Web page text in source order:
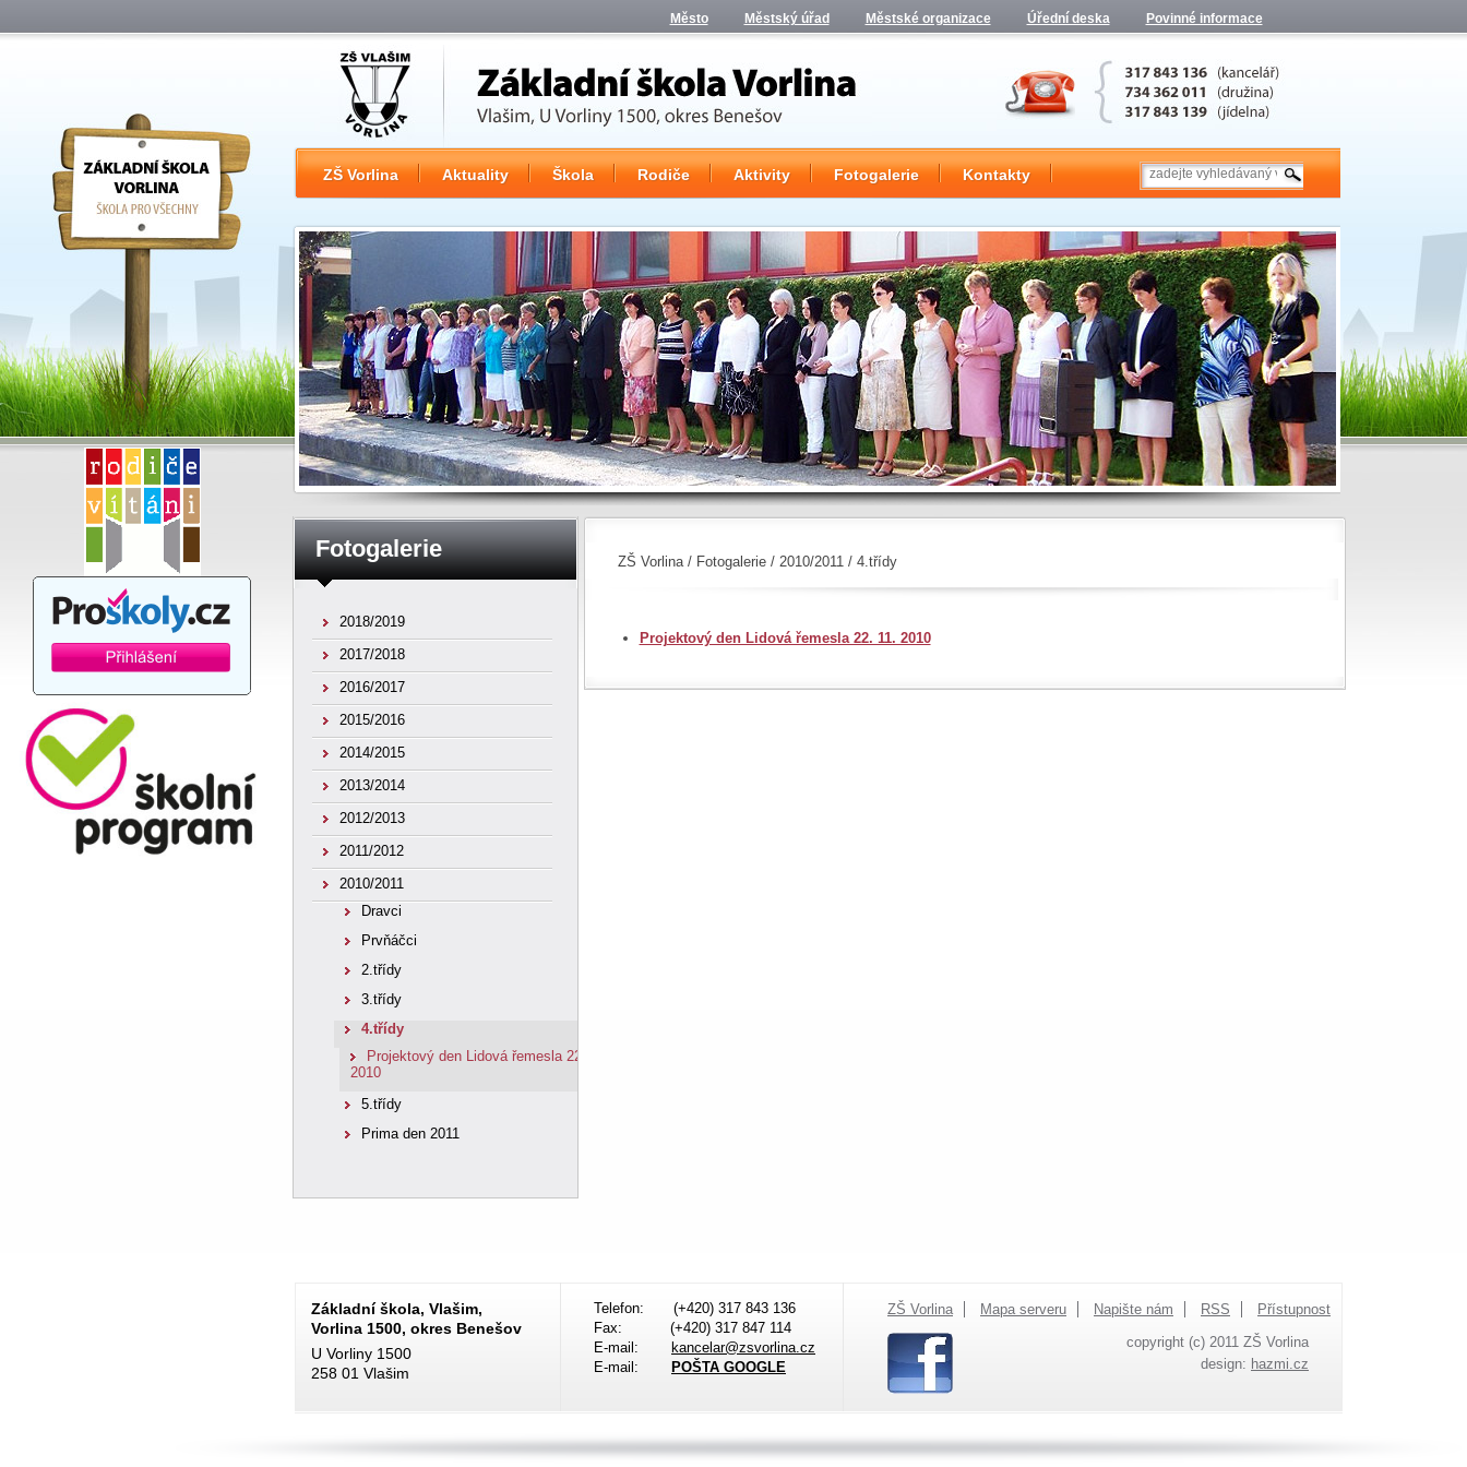
Město Městský úřad Městské organizace Úřední deska Povinné informace
ZŠ Vorlina Aktuality Škola Rodiče Aktivity Fotogalerie Kontakty
Fotogalerie
2018/2019
2017/2018
2016/2017
2015/2016
2014/2015
2013/2014
2012/2013
2011/2012
2010/2011
Dravci
Prvňáčci
2.třídy
3.třídy
4.třídy
Projektový den Lidová řemesla 22. 11.
2010
5.třídy
Prima den 2011
ZŠ Vorlina/ Fotogalerie/ 2010/2011/ 4.třídy
Projektový den Lidová řemesla 22. 11. 2010
Základní škola, Vlašim,
Vorlina 1500, okres Benešov
U Vorliny 1500
258 01 Vlašim
Telefon:
(+420) 317 843 136
Fax:
(+420) 317 847 114
E-mail:
kancelar@zsvorlina.cz
E-mail:
POŠTA GOOGLE
ZŠ Vorlina Mapa serveru Napište nám RSS
Přístupnost
copyright (c) 2011 ZŠ Vorlina
design: hazmi.cz